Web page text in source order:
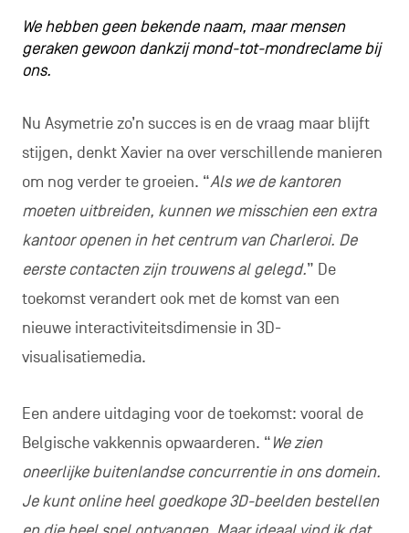
We hebben geen bekende naam, maar mensen
geraken gewoon dankzij mond-tot-mondreclame bij
ons.
Nu Asymetrie zo’n succes is en de vraag maar blijft
stijgen, denkt Xavier na over verschillende manieren
om nog verder te groeien. “Als we de kantoren
moeten uitbreiden, kunnen we misschien een extra
kantoor openen in het centrum van Charleroi. De
eerste contacten zijn trouwens al gelegd.” De
toekomst verandert ook met de komst van een
nieuwe interactiviteitsdimensie in 3D-
visualisatiemedia.
Een andere uitdaging voor de toekomst: vooral de
Belgische vakkennis opwaarderen. “We zien
oneerlijke buitenlandse concurrentie in ons domein.
Je kunt online heel goedkope 3D-beelden bestellen